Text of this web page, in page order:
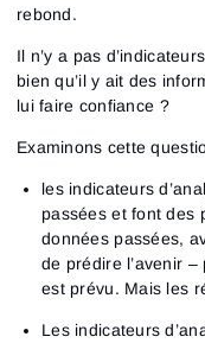
rebond.
Il n’y a pas
bien qu’il y ait des
lui faire confiance ?
Examinons cette
les indicateurs
passées et font des
données passées,
de prédire l’avenir
est prévu. Mais les
Les indicateurs